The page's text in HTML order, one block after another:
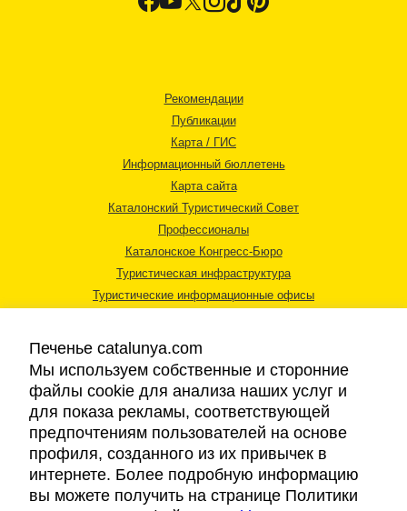
Рекомендации
Публикации
Карта / ГИС
Информационный бюллетень
Карта сайта
Каталонский Туристический Совет
Профессионалы
Каталонское Конгресс-Бюро
Туристическая инфраструктура
Туристические информационные офисы
Правовая информация
Cookies
Доступность
Печенье catalunya.com
Мы используем собственные и сторонние
файлы cookie для анализа наших услуг и
для показа рекламы, соответствующей
предпочтениям пользователей на основе
профиля, созданного из их привычек в
интернете. Более подробную информацию
вы можете получить на странице Политики